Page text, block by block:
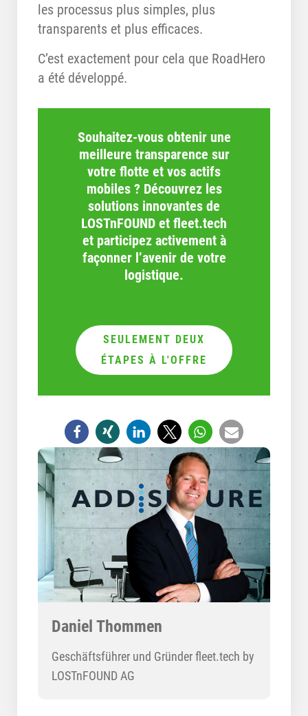
les processus plus simples, plus
transparents et plus efficaces.
C’est exactement pour cela que RoadHero
a été développé.
Souhaitez-vous obtenir une
meilleure transparence sur
votre flotte et vos actifs
mobiles ? Découvrez les
solutions innovantes de
LOSTnFOUND et fleet.tech
et participez activement à
façonner l’avenir de votre
logistique.
SEULEMENT DEUX
ÉTAPES À L'OFFRE
Daniel Thommen
Geschäftsführer und Gründer fleet.tech by
LOSTnFOUND AG